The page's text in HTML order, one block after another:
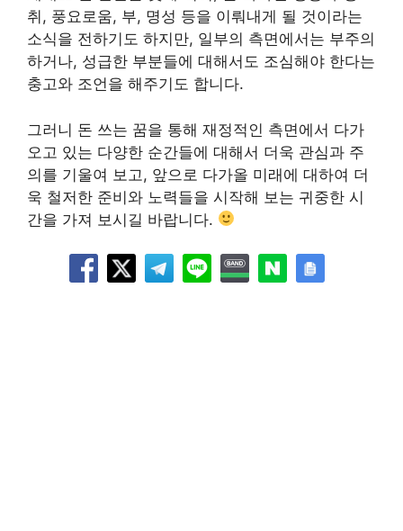
취, 풍요로움, 부, 명성 등을 이뤄내게 될 것이라는
소식을 전하기도 하지만, 일부의 측면에서는 부주의
하거나, 성급한 부분들에 대해서도 조심해야 한다는
충고와 조언을 해주기도 합니다.
그러니 돈 쓰는 꿈을 통해 재정적인 측면에서 다가
오고 있는 다양한 순간들에 대해서 더욱 관심과 주
의를 기울여 보고, 앞으로 다가올 미래에 대하여 더
욱 철저한 준비와 노력들을 시작해 보는 귀중한 시
간을 가져 보시길 바랍니다.